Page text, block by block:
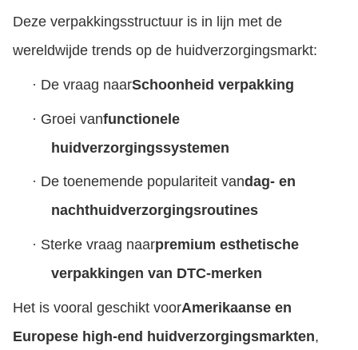
Deze verpakkingsstructuur is in lijn met de
wereldwijde trends op de huidverzorgingsmarkt:
· De vraag naarSchoonheid verpakking
· Groei vanfunctionele
huidverzorgingssystemen
· De toenemende populariteit vandag- en
nachthuidverzorgingsroutines
· Sterke vraag naarpremium esthetische
verpakkingen van DTC-merken
Het is vooral geschikt voorAmerikaanse en
Europese high-end huidverzorgingsmarkten,